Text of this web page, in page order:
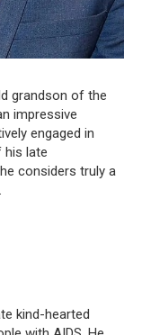
grandson of the
impressive
engaged in
his late
considers truly a
kind-hearted